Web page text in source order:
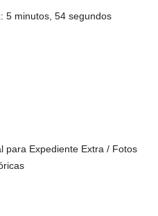
5 minutos, 54 segundos
para Expediente Extra / Fotos